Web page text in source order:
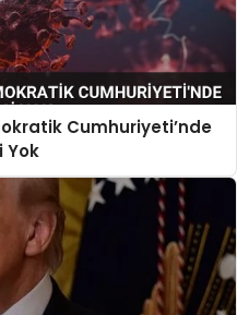
Cumhuriyeti’nde
Yok